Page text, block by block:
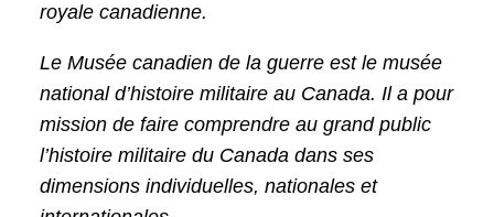
royale canadienne.
Le Musée canadien de la guerre est le musée
national d’histoire militaire au Canada. Il a pour
mission de faire comprendre au grand public
l’histoire militaire du Canada dans ses
dimensions individuelles, nationales et